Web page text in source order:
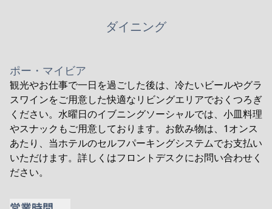
ダイニング
ポー・マイビア
観光やお仕事で一日を過ごした後は、冷たいビールやグラ
スワインをご用意した快適なリビングエリアでおくつろぎ
ください。水曜日のイブニングソーシャルでは、小皿料理
やスナックもご用意しております。お飲み物は、1オンス
あたり、当ホテルのセルフパーキングシステムでお支払い
いただけます。詳しくはフロントデスクにお問い合わせく
ださい。